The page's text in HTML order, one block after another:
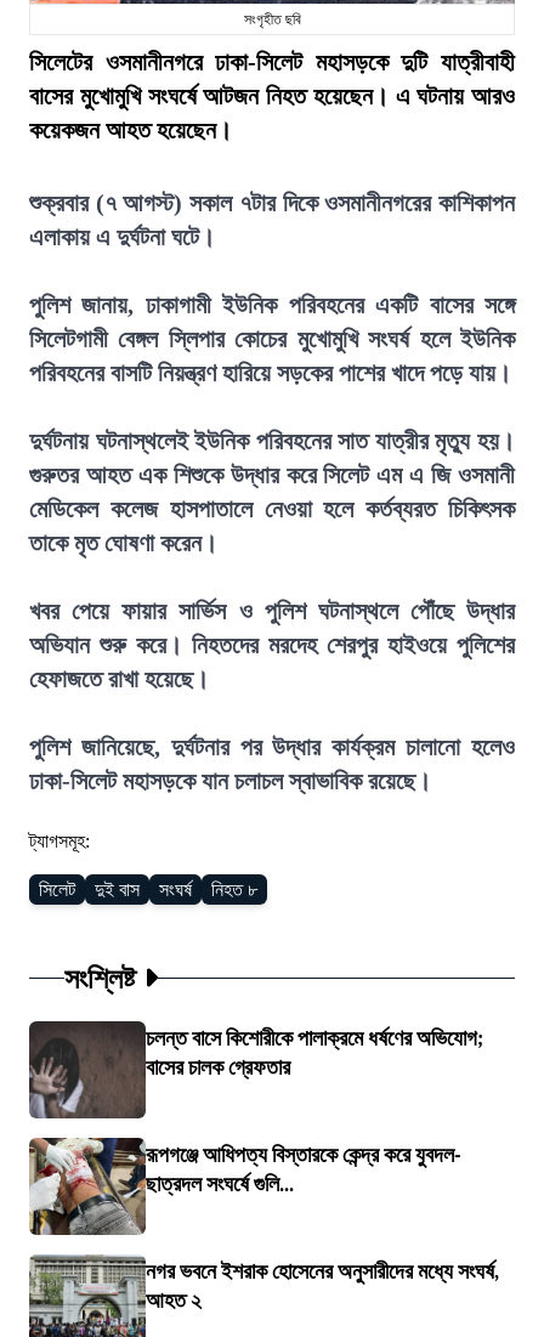
সংগৃহীত ছবি
সিলেটের ওসমানীনগরে ঢাকা-সিলেট মহাসড়কে দুটি যাত্রীবাহী
বাসের মুখোমুখি সংঘর্ষে আটজন নিহত হয়েছেন। এ ঘটনায় আরও
কয়েকজন আহত হয়েছেন।
শুক্রবার (৭ আগস্ট) সকাল ৭টার দিকে ওসমানীনগরের কাশিকাপন
এলাকায় এ দুর্ঘটনা ঘটে।
পুলিশ জানায়, ঢাকাগামী ইউনিক পরিবহনের একটি বাসের সঙ্গে
সিলেটগামী বেঙ্গল স্লিপার কোচের মুখোমুখি সংঘর্ষ হলে ইউনিক
পরিবহনের বাসটি নিয়ন্ত্রণ হারিয়ে সড়কের পাশের খাদে পড়ে যায়।
দুর্ঘটনায় ঘটনাস্থলেই ইউনিক পরিবহনের সাত যাত্রীর মৃত্যু হয়।
গুরুতর আহত এক শিশুকে উদ্ধার করে সিলেট এম এ জি ওসমানী
মেডিকেল কলেজ হাসপাতালে নেওয়া হলে কর্তব্যরত চিকিৎসক
তাকে মৃত ঘোষণা করেন।
খবর পেয়ে ফায়ার সার্ভিস ও পুলিশ ঘটনাস্থলে পৌঁছে উদ্ধার
অভিযান শুরু করে। নিহতদের মরদেহ শেরপুর হাইওয়ে পুলিশের
হেফাজতে রাখা হয়েছে।
পুলিশ জানিয়েছে, দুর্ঘটনার পর উদ্ধার কার্যক্রম চালানো হলেও
ঢাকা-সিলেট মহাসড়কে যান চলাচল স্বাভাবিক রয়েছে।
ট্যাগসমূহ:
সিলেট দুই বাস সংঘর্ষ নিহত ৮
সংশ্লিষ্ট
চলন্ত বাসে কিশোরীকে পালাক্রমে ধর্ষণের অভিযোগ;
বাসের চালক গ্রেফতার
রূপগঞ্জে আধিপত্য বিস্তারকে কেন্দ্র করে যুবদল-
ছাত্রদল সংঘর্ষে গুলি...
নগর ভবনে ইশরাক হোসেনের অনুসারীদের মধ্যে সংঘর্ষ,
আহত ২